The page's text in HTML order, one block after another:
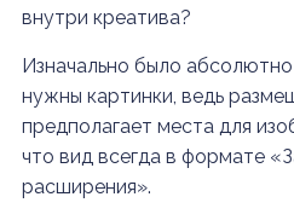
внутри креатива?
Изначально было
нужны картинки, ведь
предполагает места для
что вид всегда в формате
расширения».